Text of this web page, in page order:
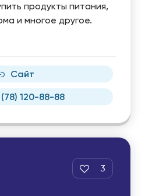
продукты питания,
и многое другое.
Сайт
(78) 120-88-88
3